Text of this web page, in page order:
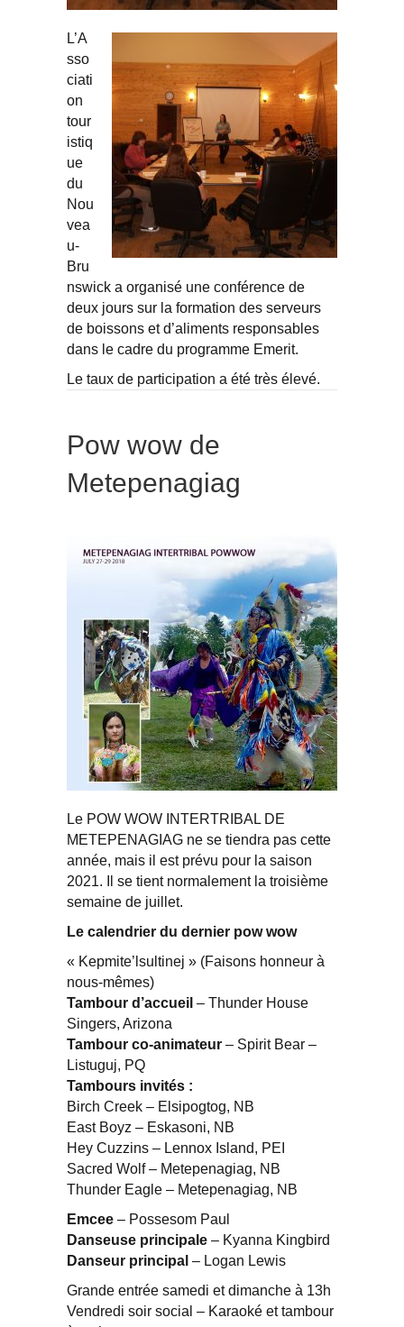
L’A
sso
ciati
on
tour
istiq
ue
du
Nou
vea
u-
Bru
nswick a organisé une conférence de
deux jours sur la formation des serveurs
de boissons et d’aliments responsables
dans le cadre du programme Emerit.
Le taux de participation a été très élevé.
Pow wow de
Metepenagiag
Le POW WOW INTERTRIBAL DE
METEPENAGIAG ne se tiendra pas cette
année, mais il est prévu pour la saison
2021. Il se tient normalement la troisième
semaine de juillet.
Le calendrier du dernier pow wow
« Kepmite’lsultinej » (Faisons honneur à
nous-mêmes)
Tambour d’accueil – Thunder House
Singers, Arizona
Tambour co-animateur – Spirit Bear –
Listuguj, PQ
Tambours invités :
Birch Creek – Elsipogtog, NB
East Boyz – Eskasoni, NB
Hey Cuzzins – Lennox Island, PEI
Sacred Wolf – Metepenagiag, NB
Thunder Eagle – Metepenagiag, NB
Emcee – Possesom Paul
Danseuse principale – Kyanna Kingbird
Danseur principal – Logan Lewis
Grande entrée samedi et dimanche à 13h
Vendredi soir social – Karaoké et tambour